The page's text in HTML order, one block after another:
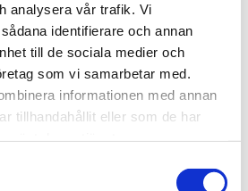
analysera vår trafik. Vi
identifierare och annan
till de sociala medier och
som vi samarbetar med.
informationen med annan
tillhandahållit eller som de har
TSWSKU-44588-44611
Slim
Koffeinsnus
Mint
50mg/portion